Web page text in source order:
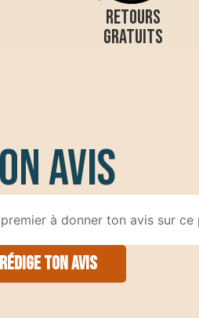
RETOURS
GRATUITS
avis
premier à donner ton avis sur
Rédige ton avis